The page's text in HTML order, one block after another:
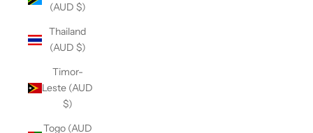
(AUD $)
Thailand
(AUD $)
Timor-
Leste (AUD
$)
Togo (AUD